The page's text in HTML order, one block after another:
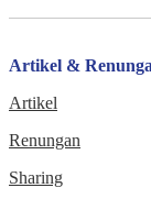
Artikel &
Artikel
Renungan
Sharing